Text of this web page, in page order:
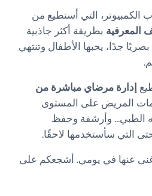
الكمبيوتر، التي أستطيع من
المعرفية بطريقة أكثر جاذبية
جدًا، يحبها الأطفال وتنتهي
إدارة مرضاي مباشرة من
المريض على المستوى
الطبي… وأرشفة وحفظ
التي سأستخدمها لاحقًا.
عنها في يومي. أشجعكم على